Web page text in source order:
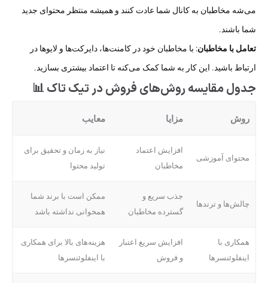
می‌شه مخاطبان به کانال شما عادت کنند و همیشه منتظر محتوای جدید
شما باشند.
تعامل با مخاطبان: با مخاطبان خود در کامنت‌ها، دایرکت‌ها و لایوها در
ارتباط باشید. این کار به شما کمک می‌کنه تا اعتماد بیشتری بسازید.
جدول مقایسه روش‌های فروش در تیک تاک 📊
روش مزایا معایب
محتوای آموزشی
افزایش اعتماد
مخاطبان
نیاز به زمان و تحقیق برای
تولید محتوا
چالش‌ها و ترندها
جذب سریع و
گسترده مخاطبان
ممکن است با برند شما
همخوانی نداشته باشد
همکاری با
اینفلوئنسرها
افزایش سریع اعتبار
و فروش
هزینه‌های بالا برای همکاری
با اینفلوئنسرها